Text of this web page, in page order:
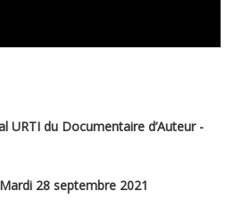
URTI du Documentaire d’Auteur -
28 septembre 2021